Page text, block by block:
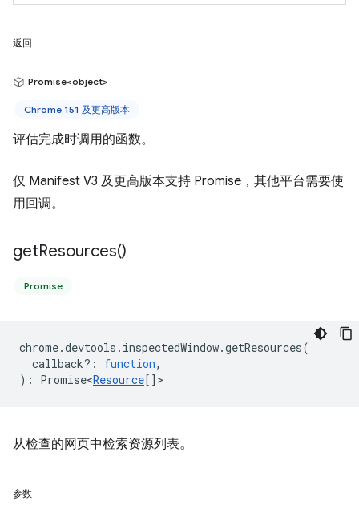
返回
Promise<object>
Chrome 151 及更高版本
评估完成时调用的函数。
仅 Manifest V3 及更高版本支持 Promise，其他平台需要使
用回调。
getResources()
Promise
chrome.devtools . inspectedWindow.getResources(
callback? : function,
) : Promise<Resource[] >
从检查的网页中检索资源列表。
参数